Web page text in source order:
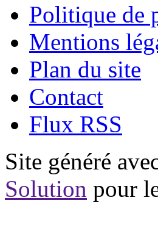
Politique de
Mentions
Plan du site
Contact
Flux RSS
Site généré
Solution pour